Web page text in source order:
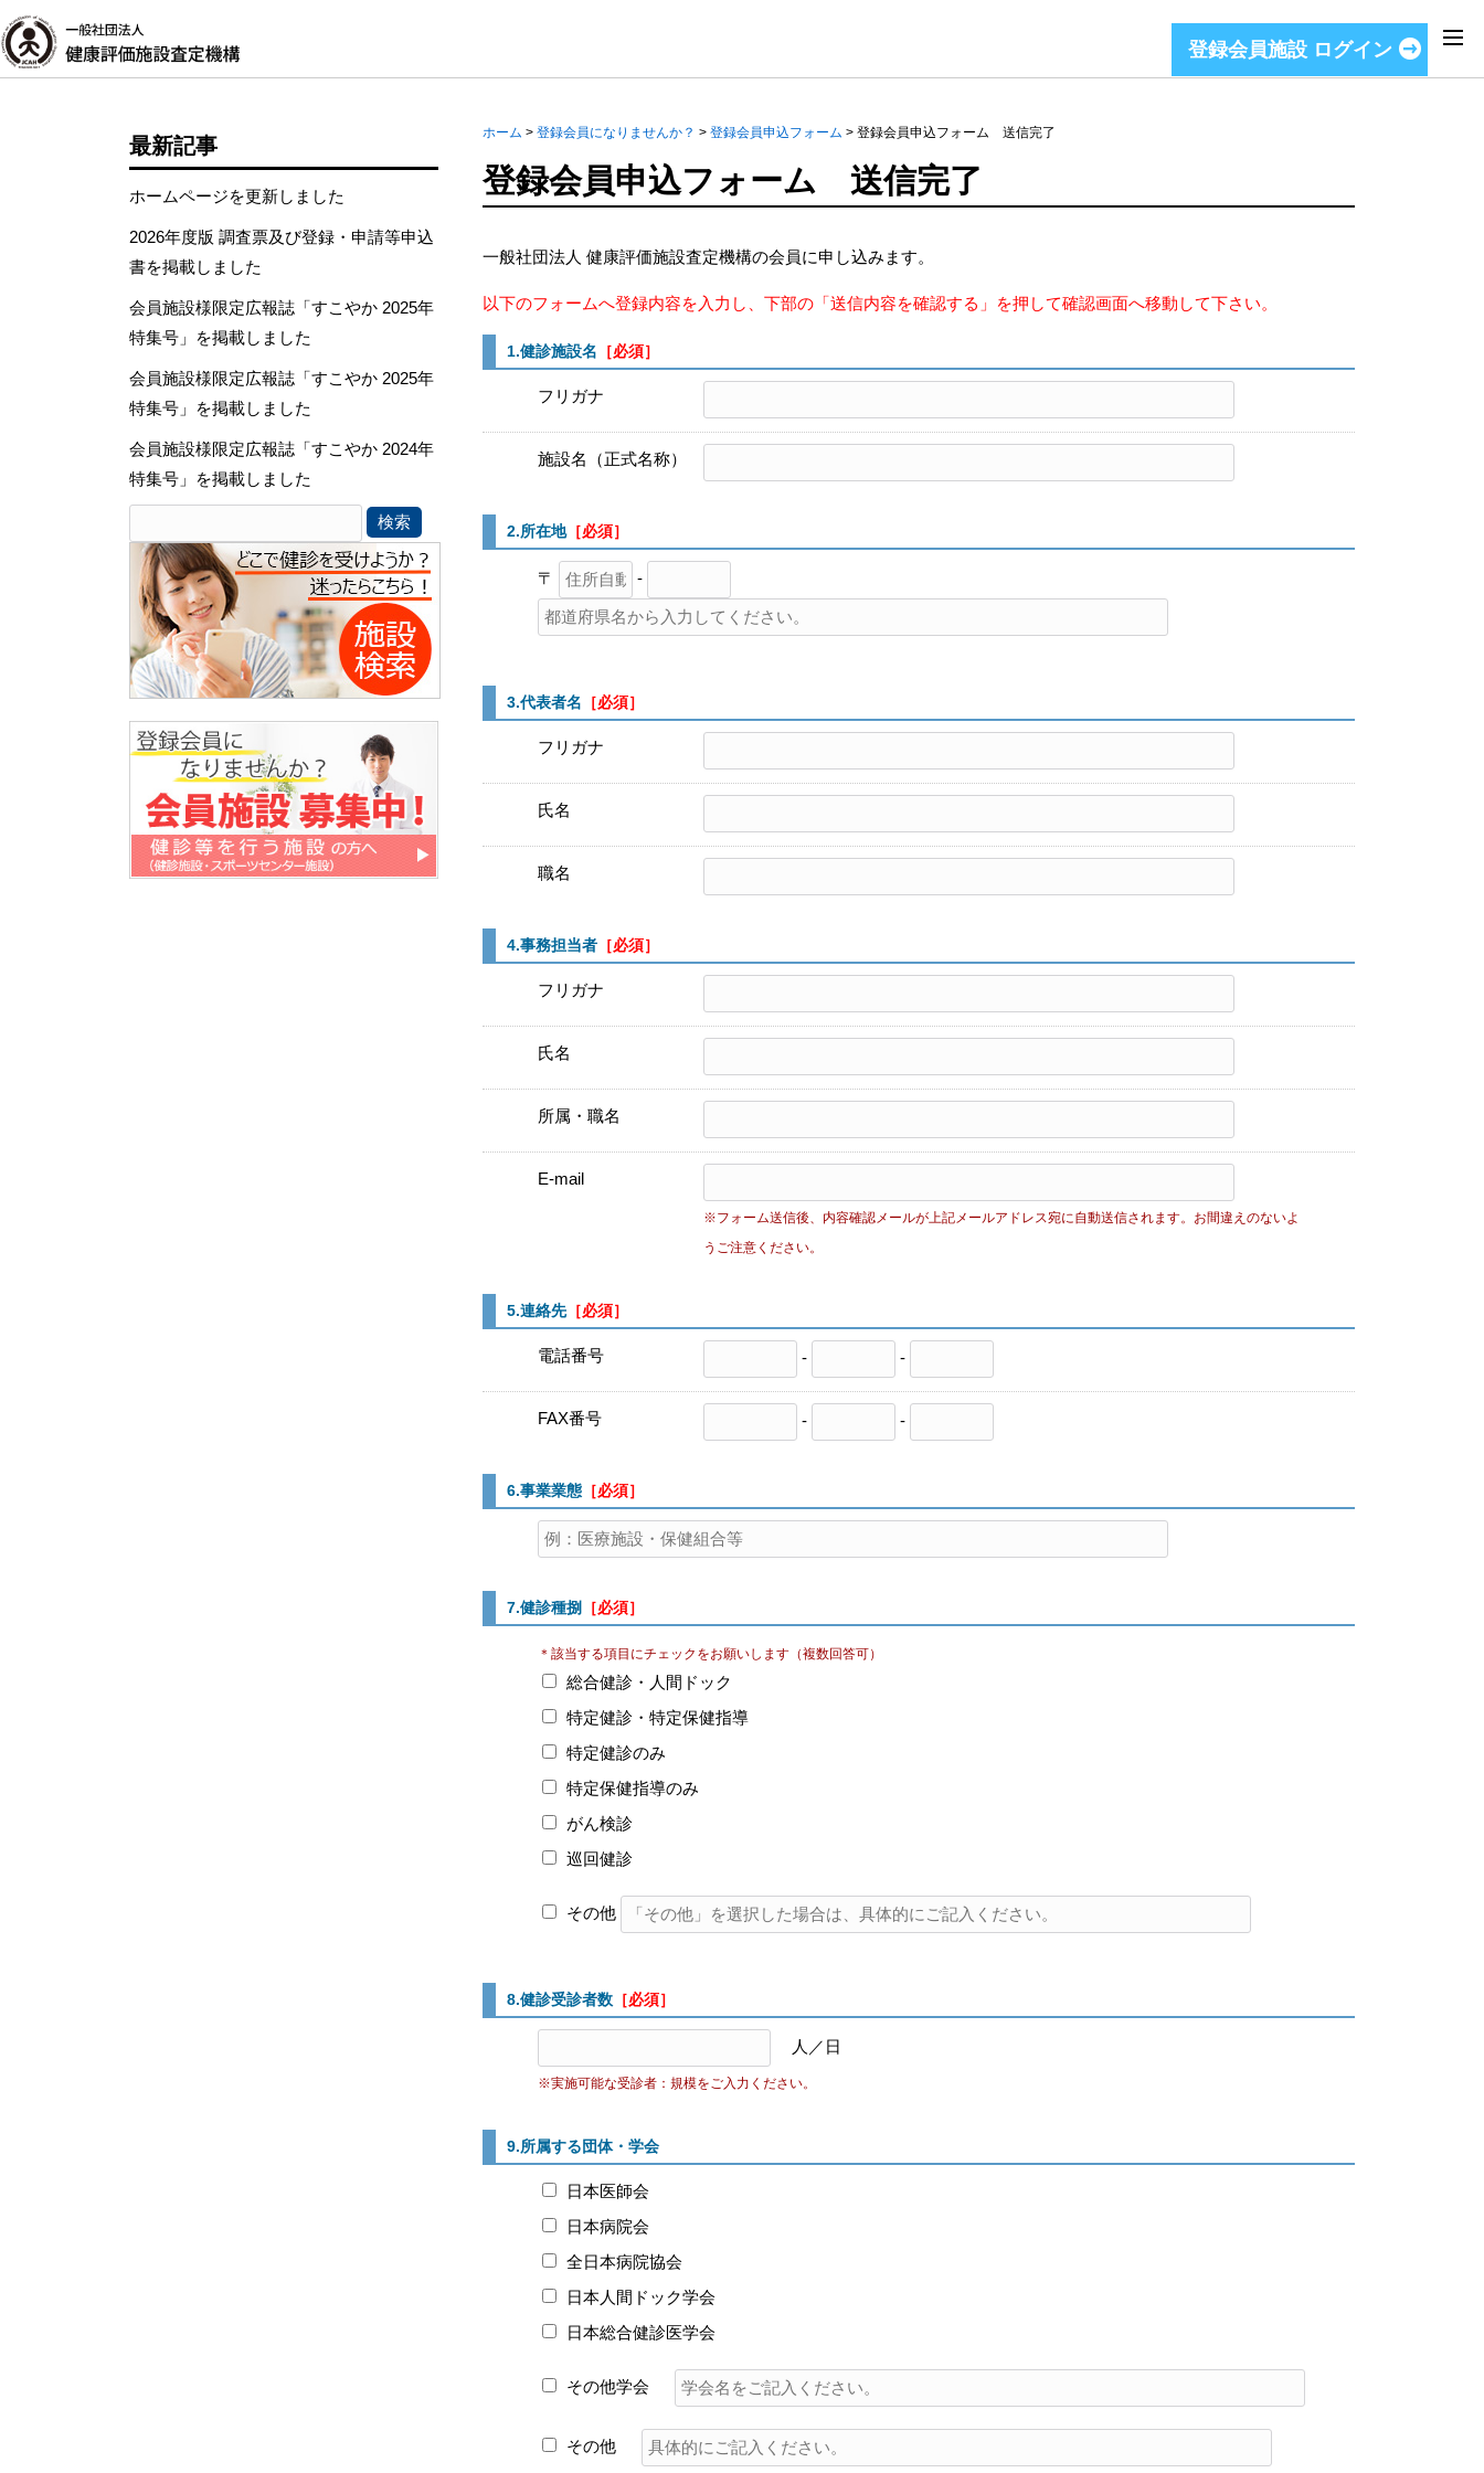
登録会員施設 ログイン
ホーム > 登録会員になりませんか？ > 登録会員申込フォーム > 登録会員申込フォーム 送信完了
登録会員申込フォーム 送信完了
一般社団法人 健康評価施設査定機構の会員に申し込みます。
以下のフォームへ登録内容を入力し、下部の「送信内容を確認する」を押して確認画面へ移動して下さい。
1.健診施設名 ［必須］
フリガナ
施設名（正式名称）
2.所在地［必須］
〒 -
3.代表者名 ［必須］
フリガナ
氏名
職名
4.事務担当者 ［必須］
フリガナ
氏名
所属・職名
E-mail
※フォーム送信後、内容確認メールが上記メールアドレス宛に自動送信されます。お間違えのないよ
うご注意ください。
5.連絡先［必須］
電話番号 - -
FAX番号 - -
6.事業業態 ［必須］
7.健診種捌 ［必須］
＊該当する項目にチェックをお願いします（複数回答可）
総合健診・人間ドック
特定健診・特定保健指導
特定健診のみ
特定保健指導のみ
がん検診
巡回健診
その他
8.健診受診者数 ［必須］
人／日
※実施可能な受診者：規模をご入力ください。
9.所属する団体・学会
日本医師会
日本病院会
全日本病院協会
日本人間ドック学会
日本総合健診医学会
その他学会
その他
最新記事
ホームページを更新しました
2026年度版 調査票及び登録・申請等申込
書を掲載しました
会員施設様限定広報誌「すこやか 2025年
特集号」を掲載しました
会員施設様限定広報誌「すこやか 2025年
特集号」を掲載しました
会員施設様限定広報誌「すこやか 2024年
特集号」を掲載しました